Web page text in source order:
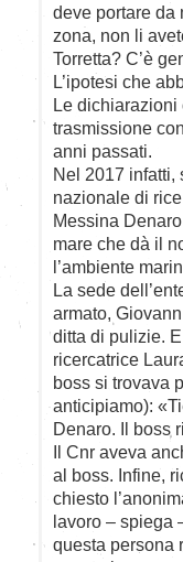
deve portare da
zona, non li
Torretta? C’è
L’ipotesi che
Le dichiarazioni
trasmissione
anni passati.
Nel 2017 infatti,
nazionale di
Messina
mare che dà il
l’ambiente
La sede
armato,
ditta di pulizie.
ricercatrice
boss si trovava
anticipiamo):
Denaro. Il boss
Il Cnr aveva
al boss. Infine,
chiesto
lavoro – spiega
questa persona